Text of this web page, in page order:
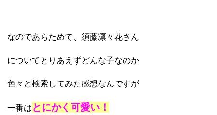
なのであらためて、須藤凛々花さん
についてとりあえずどんな子なのか
色々と検索してみた感想なんですが
一番は とにかく可愛い！